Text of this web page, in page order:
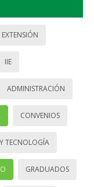
EXTENSIÓN
IIE
ADMINISTRACIÓN
CONVENIOS
TECNOLOGÍA
GRADUADOS